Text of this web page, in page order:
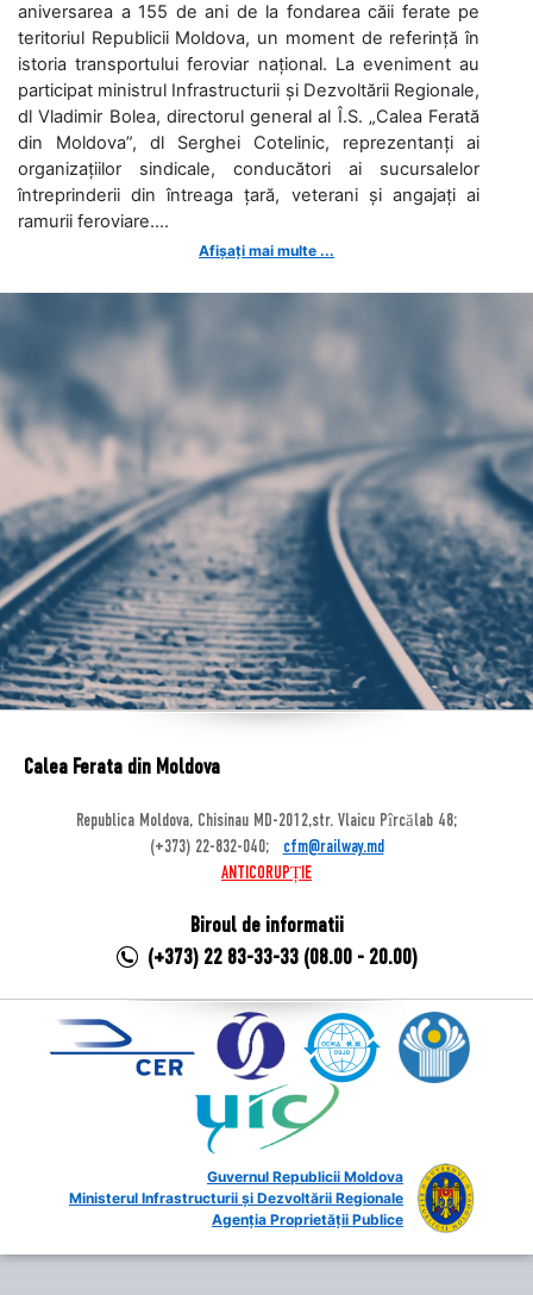
aniversarea a 155 de ani de la fondarea căii ferate pe
teritoriul Republicii Moldova, un moment de referință în
istoria transportului feroviar național. La eveniment au
participat ministrul Infrastructurii și Dezvoltării Regionale,
dl Vladimir Bolea, directorul general al Î.S. „Calea Ferată
din Moldova”, dl Serghei Cotelinic, reprezentanți ai
organizațiilor sindicale, conducători ai sucursalelor
întreprinderii din întreaga țară, veterani și angajați ai
ramurii feroviare....
Afișați mai multe ...
Calea Ferata din Moldova
Republica Moldova, Chisinau MD-2012,str. Vlaicu Pîrcălab 48;
(+373) 22-832-040;
cfm@railway.md
ANTICORUPȚIE
Biroul de informatii
(+373) 22 83-33-33 (08.00 - 20.00)
Guvernul Republicii Moldova
Ministerul Infrastructurii și Dezvoltării Regionale
Agenția Proprietății Publice